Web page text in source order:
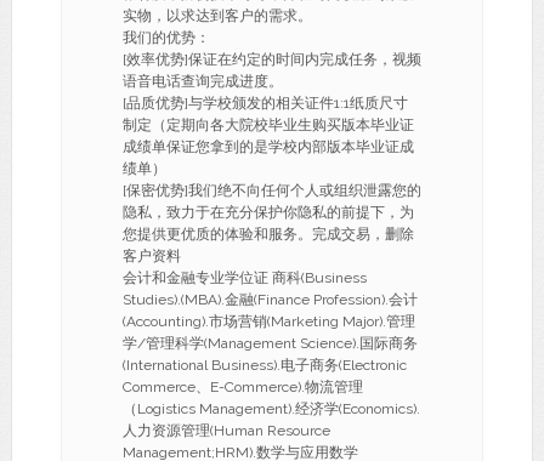
实物，以求达到客户的需求。
我们的优势：
[效率优势]保证在约定的时间内完成任务，视频
语音电话查询完成进度。
[品质优势]与学校颁发的相关证件1:1纸质尺寸
制定（定期向各大院校毕业生购买版本毕业证
成绩单保证您拿到的是学校内部版本毕业证成
绩单）
[保密优势]我们绝不向任何个人或组织泄露您的
隐私，致力于在充分保护你隐私的前提下，为
您提供更优质的体验和服务。完成交易，删除
客户资料
会计和金融专业学位证 商科(Business
Studies).(MBA).金融(Finance Profession).会计
(Accounting).市场营销(Marketing Major).管理
学/管理科学(Management Science).国际商务
(International Business).电子商务(Electronic
Commerce、E-Commerce).物流管理
（Logistics Management).经济学(Economics).
人力资源管理(Human Resource
Management;HRM).数学与应用数学